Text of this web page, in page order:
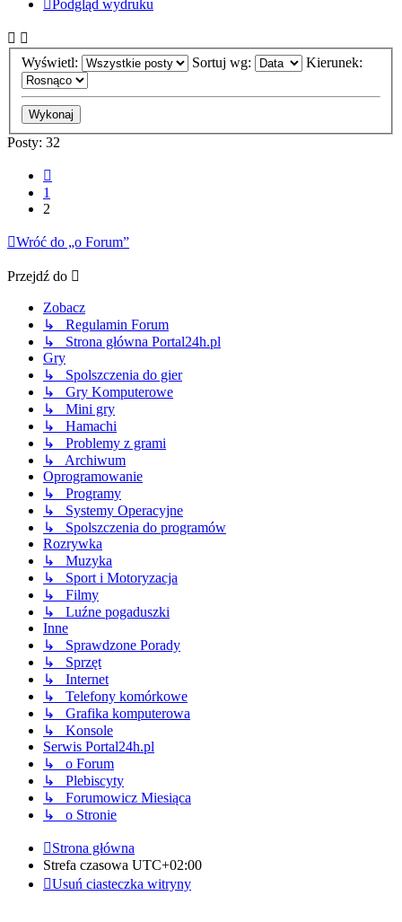
Podgląd wydruku
Wyświetl: Sortuj wg: Kierunek:
Posty: 32
1
2
Wróć do „o Forum”
Przejdź do
Zobacz
↳ Regulamin Forum
↳ Strona główna Portal24h.pl
Gry
↳ Spolszczenia do gier
↳ Gry Komputerowe
↳ Mini gry
↳ Hamachi
↳ Problemy z grami
↳ Archiwum
Oprogramowanie
↳ Programy
↳ Systemy Operacyjne
↳ Spolszczenia do programów
Rozrywka
↳ Muzyka
↳ Sport i Motoryzacja
↳ Filmy
↳ Luźne pogaduszki
Inne
↳ Sprawdzone Porady
↳ Sprzęt
↳ Internet
↳ Telefony komórkowe
↳ Grafika komputerowa
↳ Konsole
Serwis Portal24h.pl
↳ o Forum
↳ Plebiscyty
↳ Forumowicz Miesiąca
↳ o Stronie
Strona główna
Strefa czasowa UTC+02:00
Usuń ciasteczka witryny